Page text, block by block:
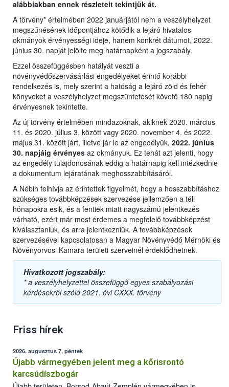
alábbiakban ennek részleteit tekintjük át.
A törvény* értelmében 2022 januárjától nem a veszélyhelyzet
megszűnésének időpontjához kötődik a lejáró hivatalos
okmányok érvényességi ideje, hanem konkrét dátumot, 2022.
június 30. napját jelölte meg határnapként a jogszabály.
Ezzel összefüggésben hatályát veszti a
növényvédőszervásárlási engedélyeket érintő korábbi
rendelkezés is, mely szerint a hatóság a lejáró zöld és fehér
könyveket a veszélyhelyzet megszüntetését követő 180 napig
érvényesnek tekintette.
Az új törvény értelmében mindazoknak, akiknek 2020. március
11. és 2020. július 3. között vagy 2020. november 4. és 2022.
május 31. között járt, illetve jár le az engedélyük, 2022. június
30. napjáig érvényes az okmányuk. Ez tehát azt jelenti, hogy
az engedély tulajdonosának eddig a határnapig kell intézkednie
a dokumentum lejáratának meghosszabbításáról.
A Nébih felhívja az érintettek figyelmét, hogy a hosszabbításhoz
szükséges továbbképzések szervezése jellemzően a téli
hónapokra esik, és a fentiek miatt nagyszámú jelentkezés
várható, ezért már most érdemes a megfelelő továbbképzést
kiválasztaniuk, és arra jelentkezniük. A továbbképzések
szervezésével kapcsolatosan a Magyar Növényvédő Mérnöki és
Növényorvosi Kamara területi szerveinél érdeklődhetnek.
Hivatkozott jogszabály:
* a veszélyhelyzettel összefüggő egyes szabályozási
kérdésekről szóló 2021. évi CXXX. törvény
Friss hírek
2026. augusztus 7, péntek
Újabb vármegyében jelent meg a kőrisrontó
karcsúdíszbogár